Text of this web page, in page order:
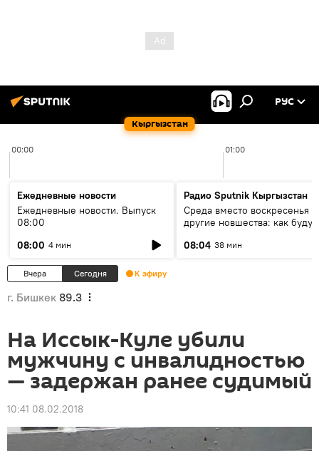
Кыргызстан
РУС
00:00 01:00
Ежедневные новости
Ежедневные новости. Выпуск
08:00
08:00 4 мин
Радио Sputnik Кыргызстан
Среда вместо воскресенья и
другие новшества: как будут
08:04 38 мин
Вчера Сегодня К эфиру
г. Бишкек 89.3
На Иссык-Куле убили
мужчину с инвалидностью
— задержан ранее судимый
10:41 08.02.2018